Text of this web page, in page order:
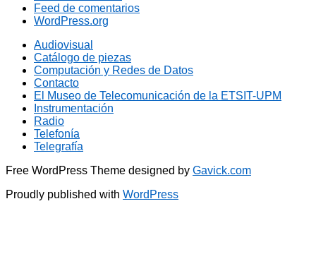
Feed de comentarios
WordPress.org
Audiovisual
Catálogo de piezas
Computación y Redes de Datos
Contacto
El Museo de Telecomunicación de la ETSIT-UPM
Instrumentación
Radio
Telefonía
Telegrafía
Free WordPress Theme designed by Gavick.com
Proudly published with WordPress